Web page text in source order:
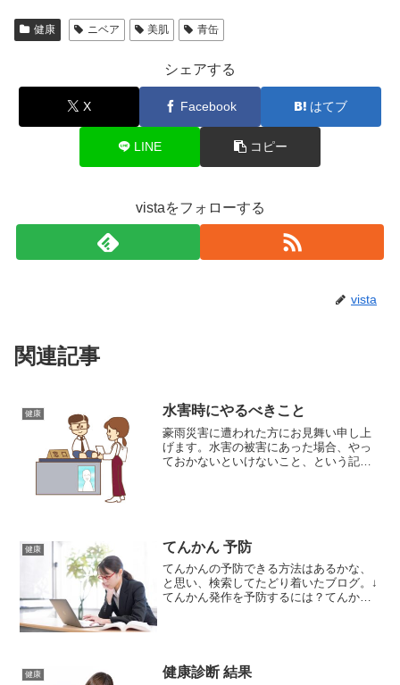
健康 ニベア 美肌 青缶
シェアする
X Facebook はてブ
LINE コピー
vistaをフォローする
vista
関連記事
健康 水害時にやるべきこと
豪雨災害に遭われた方にお見舞い申し上
げます。水害の被害にあった場合、やっ
ておかないといけないこと、という記事
健康 てんかん 予防
てんかんの予防できる方法はあるかな、
と思い、検索してたどり着いたブログ。↓
てんかん発作を予防するには？てんかん
健康 健康診断 結果